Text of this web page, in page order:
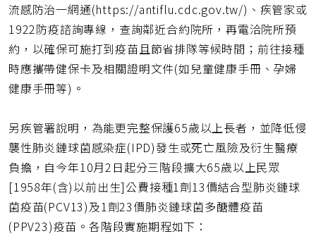
流感防治一網通(https://antiflu.cdc.gov.tw/)、疾管家或
1922防疫諮詢專線，查詢鄰近合約院所，再電洽院所預
約，以確保可施打到疫苗且節省排隊等候時間；前往接種
時應攜帶健保卡及相關證明文件(如兒童健康手冊、孕婦
健康手冊等)。
另疾管署說明，為能更完整保護65歲以上長者，並降低侵
襲性肺炎鏈球菌感染症(IPD)發生或死亡風險及衍生醫療
負擔，自今年10月2日起分三階段擴大65歲以上民眾
[1958年(含)以前出生]公費接種1劑13價結合型肺炎鏈球
菌疫苗(PCV13)及1劑23價肺炎鏈球菌多醣體疫苗
(PPV23)疫苗。各階段實施期程如下：